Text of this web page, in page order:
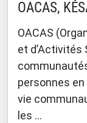
OACAS,
OACAS
et d’Activités
personnes
vie
les ...